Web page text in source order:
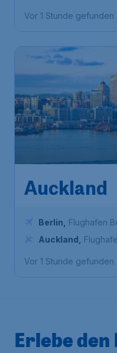
Vor 1 Stunde gefunden
Auckland
Berlin
Flughafen
Brandenburg
Auckland
Vor 1 Stunde gefunden
Erlebe